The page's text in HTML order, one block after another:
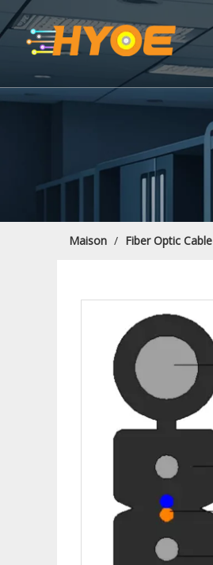
Maison / Fiber Optic Cable